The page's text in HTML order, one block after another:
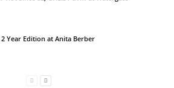
Year Edition at Anita Berber